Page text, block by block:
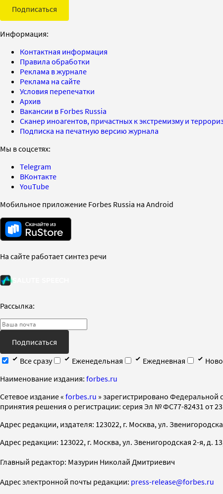
Подписаться
Информация:
Контактная информация
Правила обработки
Реклама в журнале
Реклама на сайте
Условия перепечатки
Архив
Вакансии в Forbes Russia
Сканер иноагентов, причастных к экстремизму и
Подписка на печатную версию журнала
Мы в соцсетях:
Telegram
ВКонтакте
YouTube
Мобильное приложение Forbes Russia на Android
На сайте работает синтез речи
Рассылка:
Подписаться
Все сразу
Еженедельная Ежедневная
Наименование издания: forbes.ru
Cетевое издание « forbes.ru » зарегистрировано
принятия решения о регистрации: серия Эл № ФС77-82431 от 23
Адрес редакции, издателя: 123022, г. Москва, ул.
Адрес редакции: 123022, г. Москва, ул. Звенигородская 2-я, д.
Главный редактор: Мазурин Николай Дмитриевич
Адрес электронной почты редакции: press-release@forbes.ru